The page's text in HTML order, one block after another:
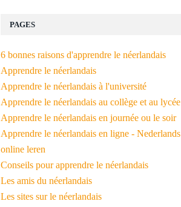
PAGES
6 bonnes raisons d'apprendre le néerlandais
Apprendre le néerlandais
Apprendre le néerlandais à l'université
Apprendre le néerlandais au collège et au lycée
Apprendre le néerlandais en journée ou le soir
Apprendre le néerlandais en ligne - Nederlands
online leren
Conseils pour apprendre le néerlandais
Les amis du néerlandais
Les sites sur le néerlandais